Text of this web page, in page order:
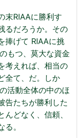
末RIAAに勝利す
るだろうか。その
捧げて RIAAに挑
もつ、莫大な資金
考えれば、相当の
全て、だ。しか
活動全体の中のほ
告たちが勝利した
どなく、信頼、
。